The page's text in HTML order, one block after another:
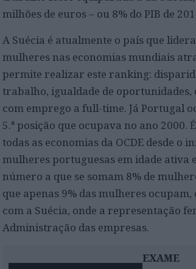
milhões de euros – ou 8% do PIB de
A Suécia é atualmente o país que
mulheres nas economias mundiais
permite realizar este ranking:
trabalho, igualdade de
com emprego a full-time. Já Portugal
5.ª posição que ocupava no ano 2000.
todas as economias da OCDE desde o
mulheres portuguesas em idade ativa
número a que se somam 8% de
que apenas 9% das mulheres
com a Suécia, onde a representação
Administração das empresas.
EXAME